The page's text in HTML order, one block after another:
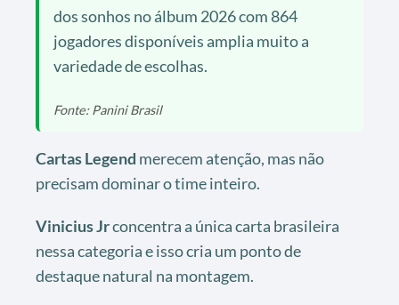
dos sonhos no álbum 2026 com 864
jogadores disponíveis amplia muito a
variedade de escolhas.
Fonte: Panini Brasil
Cartas Legend merecem atenção, mas não
precisam dominar o time inteiro.
Vinicius Jrconcentra a única carta brasileira
nessa categoria e isso cria um ponto de
destaque natural na montagem.